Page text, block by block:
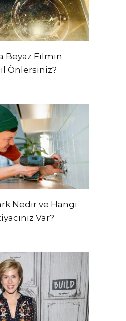
Beyaz Filmin
Önlersiniz?
Nedir ve Hangi
Var?